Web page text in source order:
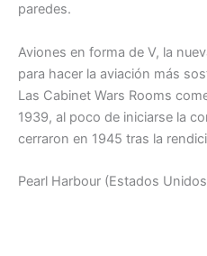
paredes.
Aviones en forma de V, la
para hacer la aviación más
Las Cabinet Wars Rooms
1939, al poco de iniciarse la
cerraron en 1945 tras la
Pearl Harbour (Estados